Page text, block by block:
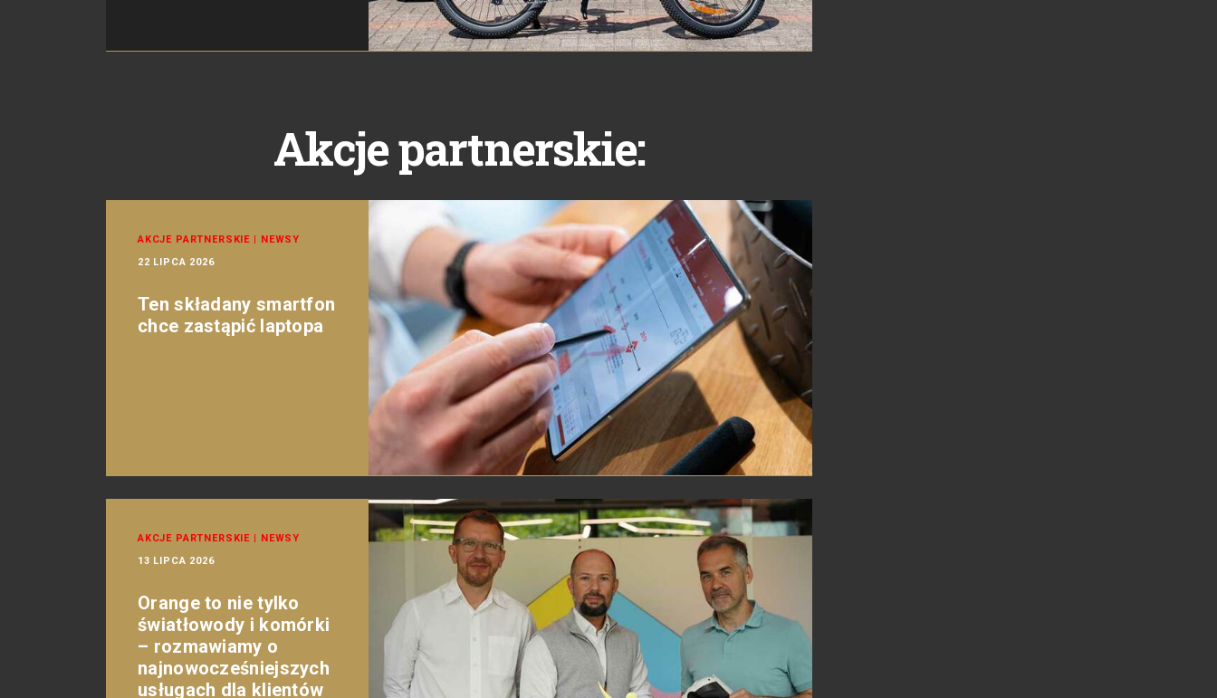
Akcje partnerskie:
AKCJE PARTNERSKIE | NEWSY
22 LIPCA 2026
Ten składany smartfon
chce zastąpić laptopa
AKCJE PARTNERSKIE | NEWSY
13 LIPCA 2026
Orange to nie tylko
światłowody i komórki
– rozmawiamy o
najnowocześniejszych
usługach dla klientów